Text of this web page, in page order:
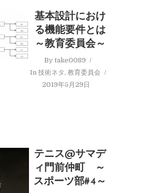
基本設計におけ
る機能要件とは
～教育委員会～
Bytake0089
In 技術ネタ , 教育委員会
2019年5月29日
テニス@サマデ
ィ門前仲町 ～
スポーツ部#4～